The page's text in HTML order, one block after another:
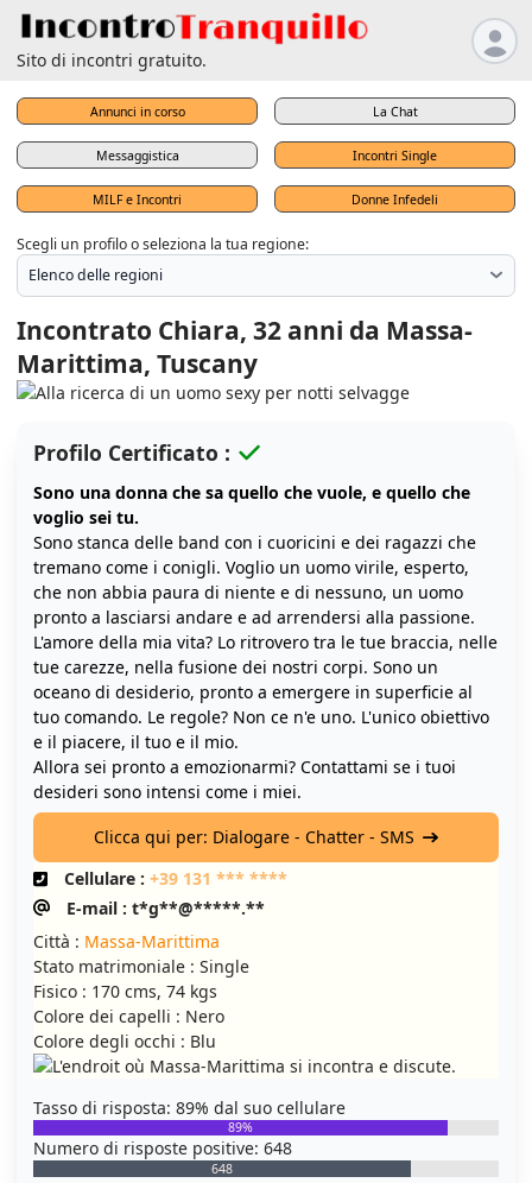
Sito di incontri gratuito.
Annunci in corso La Chat
Messaggistica Incontri Single
MILF e Incontri Donne Infedeli
Scegli un profilo o seleziona la tua regione:
Incontrato Chiara, 32 anni da Massa-
Marittima, Tuscany
Profilo Certificato :
Sono una donna che sa quello che vuole, e quello che
voglio sei tu.
Sono stanca delle band con i cuoricini e dei ragazzi che
tremano come i conigli. Voglio un uomo virile, esperto,
che non abbia paura di niente e di nessuno, un uomo
pronto a lasciarsi andare e ad arrendersi alla passione.
L'amore della mia vita? Lo ritrovero tra le tue braccia, nelle
tue carezze, nella fusione dei nostri corpi. Sono un
oceano di desiderio, pronto a emergere in superficie al
tuo comando. Le regole? Non ce n'e uno. L'unico obiettivo
e il piacere, il tuo e il mio.
Allora sei pronto a emozionarmi? Contattami se i tuoi
desideri sono intensi come i miei.
Clicca qui per: Dialogare - Chatter - SMS
Cellulare : +39 131 *** ****
E-mail : t*g**@*****.**
Città : Massa-Marittima
Stato matrimoniale : Single
Fisico : 170 cms, 74 kgs
Colore dei capelli : Nero
Colore degli occhi : Blu
Tasso di risposta: 89% dal suo cellulare
89%
Numero di risposte positive: 648
648